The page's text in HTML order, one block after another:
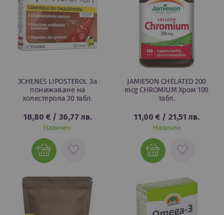
3CHENES LIPOSTEROL За
понижаване на
холестерола 30 табл.
18,80 €/ 36,77 лв.
Наличен
ДОБАВИ
ЛЮБИМИ
JAMIESON CHELATED 200
mcg CHROMIUM Хром 100
табл.
11,00 € / 21,51 лв.
Наличен
ДОБАВИ
ЛЮБИМИ